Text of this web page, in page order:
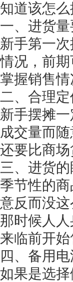
知道该怎么
一、进货
新手第一
情况，前
掌握销售情
二、合理定
新手摆摊
成交量而
还要比商
三、进货
季节性的
意反而没
那时候人
来临前开始
四、备用电
如果是选